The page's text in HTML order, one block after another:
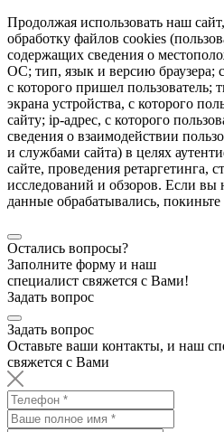
Продолжая использовать наш
обработку файлов cookies
содержащих сведения о
ОС; тип, язык и версию браузера;
с которого пришел пользователь;
экрана устройства, с которого
сайту; ip-адрес, с которого
сведения о взаимодействии
и службами сайта) в целях
сайте, проведения ретаргетинга,
исследований и обзоров. Если вы
данные обрабатывались, покиньте
Остались вопросы?
Заполните форму и наш
специалист свяжется с Вами!
Задать вопрос
Задать вопрос
Оставьте ваши контакты, и наш
свяжется с Вами